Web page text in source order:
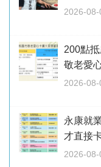
2026-08-
200點
敬老愛
2026-08-
永康就
才直接
2026-